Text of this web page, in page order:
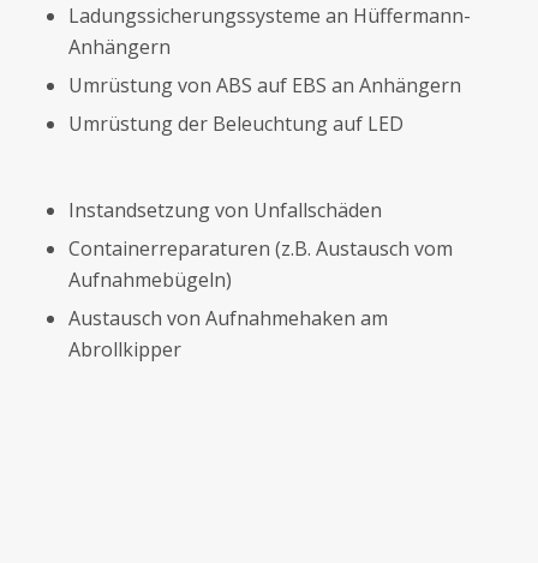
Ladungssicherungssysteme an Hüffermann-
Anhängern
Umrüstung von ABS auf EBS an Anhängern
Umrüstung der Beleuchtung auf LED
Instandsetzung von Unfallschäden
Containerreparaturen (z.B. Austausch vom
Aufnahmebügeln)
Austausch von Aufnahmehaken am
Abrollkipper